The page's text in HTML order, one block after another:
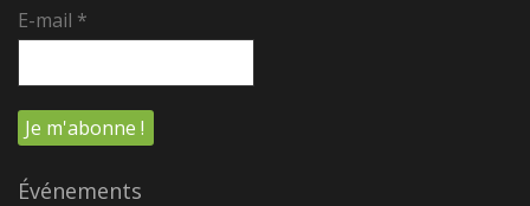
E-mail *
Événements